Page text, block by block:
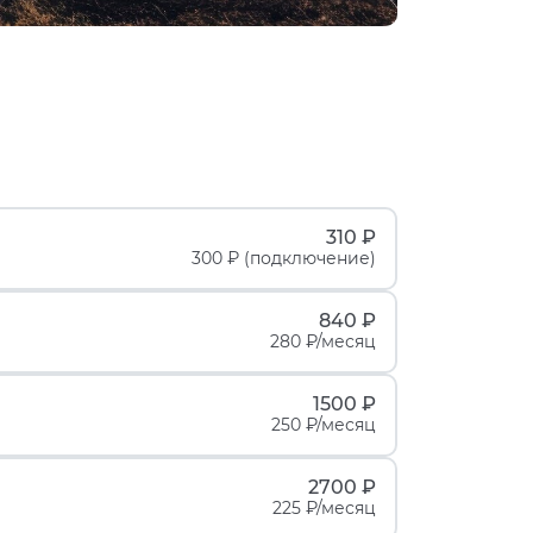
310 ₽
300 ₽ (подключение)
840 ₽
280 ₽/месяц
1500 ₽
250 ₽/месяц
2700 ₽
225 ₽/месяц